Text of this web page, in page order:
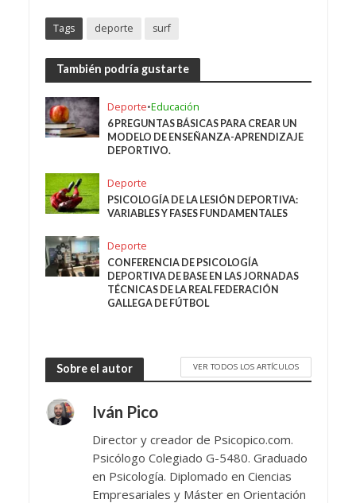
Tags deporte surf
También podría gustarte
Deporte•Educación
6 PREGUNTAS BÁSICAS PARA CREAR UN
MODELO DE ENSEÑANZA-APRENDIZAJE
DEPORTIVO.
Deporte
PSICOLOGÍA DE LA LESIÓN DEPORTIVA:
VARIABLES Y FASES FUNDAMENTALES
Deporte
CONFERENCIA DE PSICOLOGÍA
DEPORTIVA DE BASE EN LAS JORNADAS
TÉCNICAS DE LA REAL FEDERACIÓN
GALLEGA DE FÚTBOL
Sobre el autor VER TODOS LOS ARTÍCULOS
Iván Pico
Director y creador de Psicopico.com.
Psicólogo Colegiado G-5480. Graduado
en Psicología. Diplomado en Ciencias
Empresariales y Máster en Orientación